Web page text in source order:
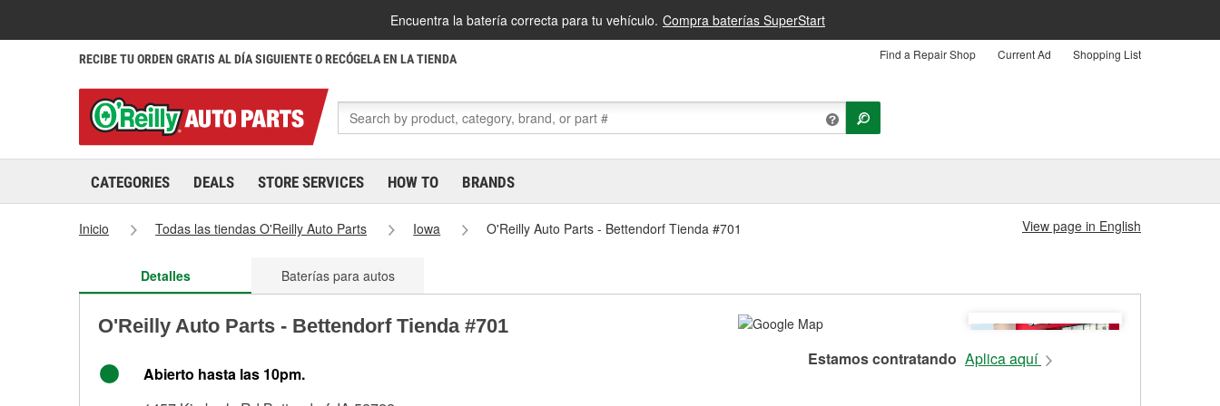
Encuentra la batería correcta para tu vehículo. Compra baterías SuperStart
RECIBE TU ORDEN GRATIS AL DÍA SIGUIENTE O RECÓGELA EN LA TIENDA Find a Repair Shop Current Ad Shopping List
CATEGORIES DEALS STORE SERVICES HOW TO BRANDS
Inicio Todas las tiendas O'Reilly Auto Parts Iowa O'Reilly Auto Parts - Bettendorf Tienda #701 View page in English
Detalles Baterías para autos
O'Reilly Auto Parts - Bettendorf Tienda #701
Abierto hasta las 10pm.
Estamos contratando Aplica aquí